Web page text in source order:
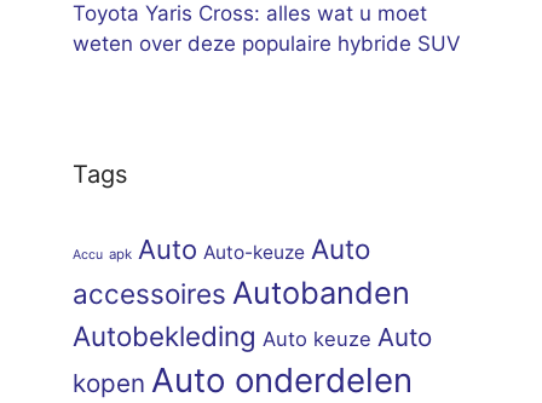
Toyota Yaris Cross: alles wat u moet
weten over deze populaire hybride SUV
Tags
Accu apk Auto Auto-keuze Auto
accessoires Autobanden
Autobekleding Auto keuze Auto
kopen Auto onderdelen